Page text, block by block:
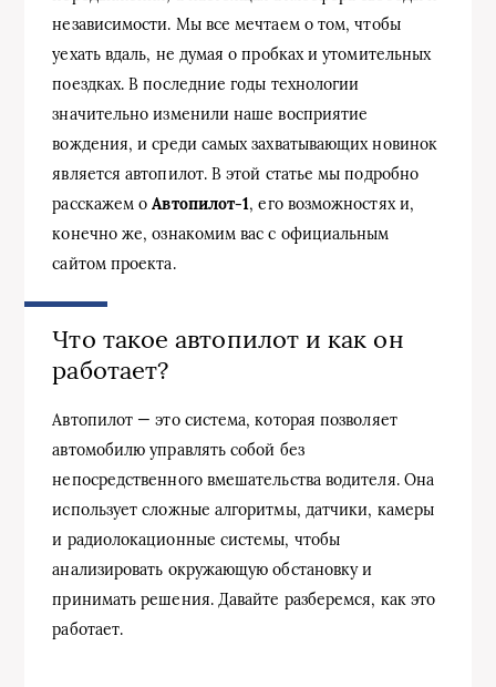
независимости. Мы все мечтаем о том, чтобы
уехать вдаль, не думая о пробках и утомительных
поездках. В последние годы технологии
значительно изменили наше восприятие
вождения, и среди самых захватывающих новинок
является автопилот. В этой статье мы подробно
расскажем оАвтопилот-1, его возможностях и,
конечно же, ознакомим вас с официальным
сайтом проекта.
Что такое автопилот и как он
работает?
Автопилот — это система, которая позволяет
автомобилю управлять собой без
непосредственного вмешательства водителя. Она
использует сложные алгоритмы, датчики, камеры
и радиолокационные системы, чтобы
анализировать окружающую обстановку и
принимать решения. Давайте разберемся, как это
работает.